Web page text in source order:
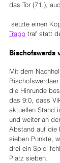
das Tor (71.),
setzte einen
Trapp traf statt
Bischofswerda
Mit dem
die Hinrunde
das 9:0, dass
aktuellen Stand
und weiter an der
Abstand auf die
sieben Punkte,
drei ein Spiel
Platz sieben.